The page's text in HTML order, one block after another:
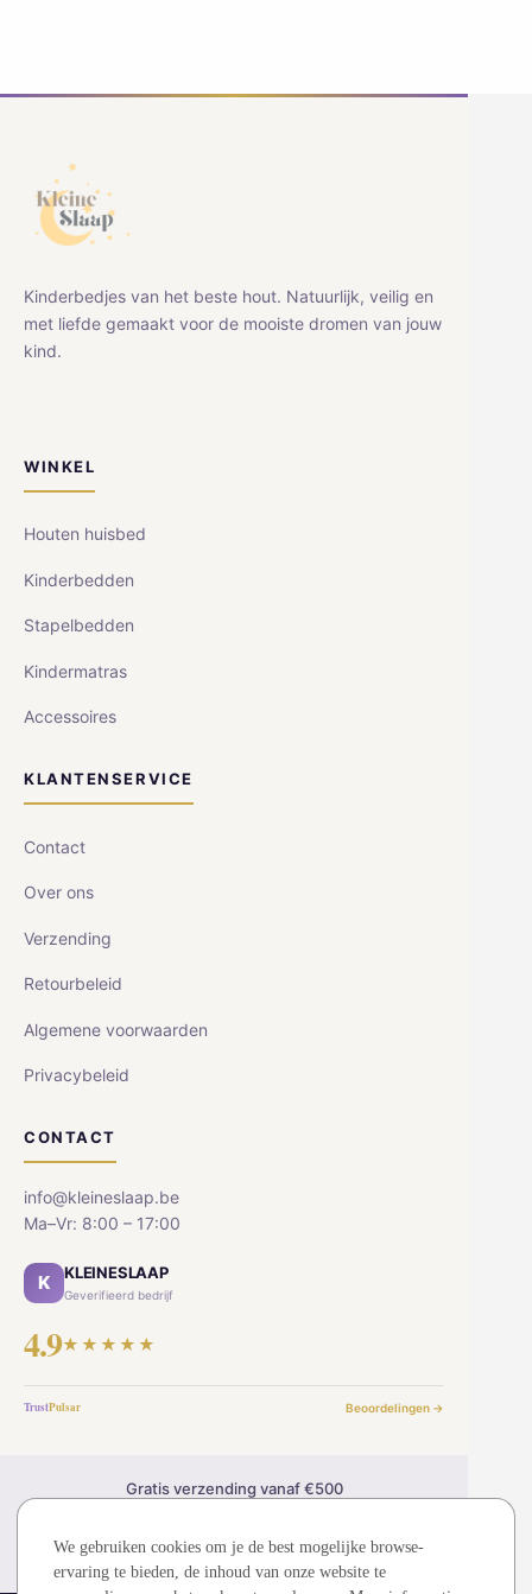
Kinderbedjes van het beste hout. Natuurlijk, veilig en
met liefde gemaakt voor de mooiste dromen van jouw
kind.
WINKEL
Houten huisbed
Kinderbedden
Stapelbedden
Kindermatras
Accessoires
KLANTENSERVICE
Contact
Over ons
Verzending
Retourbeleid
Algemene voorwaarden
Privacybeleid
CONTACT
info@kleineslaap.be
Ma–Vr: 8:00 – 17:00
K KLEINESLAAP
Geverifieerd bedrijf
4.9★★★★★
TrustPulsar Beoordelingen →
Gratis verzending vanaf €500
Veilig betalen (SSL)
We gebruiken cookies om je de best mogelijke browse-
ervaring te bieden, de inhoud van onze website te